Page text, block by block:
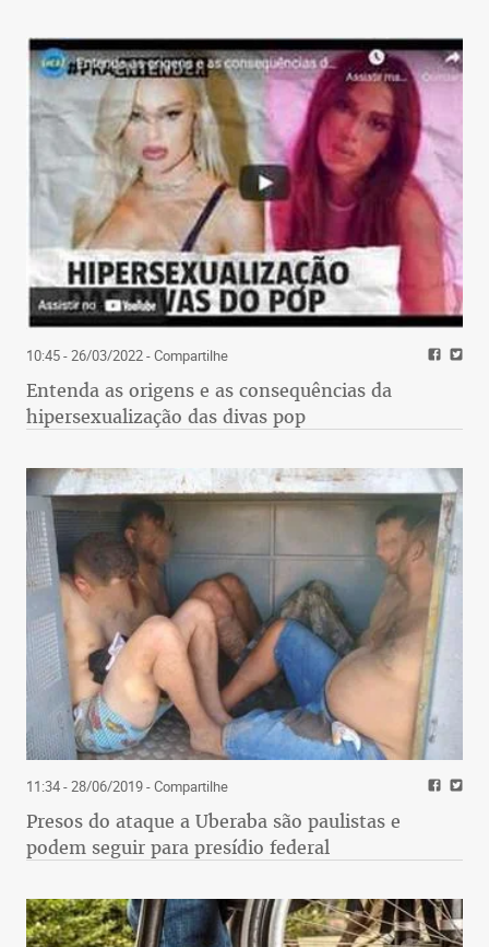
10:45 - 26/03/2022- Compartilhe
Entenda as origens e as consequências da
hipersexualização das divas pop
11:34 - 28/06/2019- Compartilhe
Presos do ataque a Uberaba são paulistas e
podem seguir para presídio federal